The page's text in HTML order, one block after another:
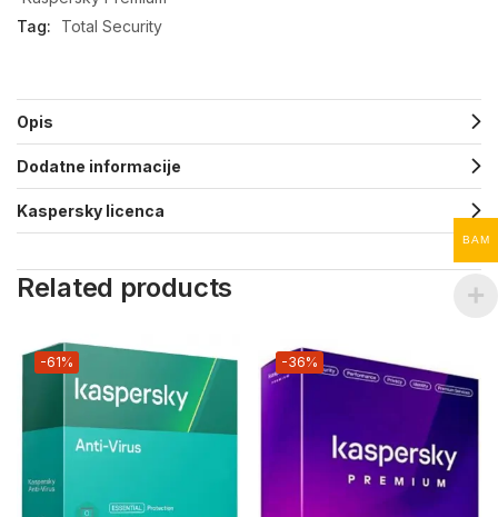
Tag:
Total Security
Opis
Dodatne informacije
Kaspersky licenca
Related products
-61% -36%
BAM